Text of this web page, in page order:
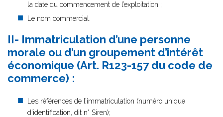
la date du commencement de l’exploitation ;
Le nom commercial.
II- Immatriculation d’une personne
morale ou d’un groupement d’intérêt
économique (Art. R123-157 du code de
commerce) :
Les références de l’immatriculation (numéro unique
d’identification, dit n° Siren);